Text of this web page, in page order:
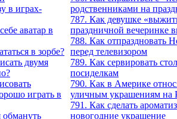
в играх-
аватар в
в зорбе?
двумя
играть в
обмануть
родственниками на
787. Как девушке
праздничной вечеринке
788. Как отпраздновать
перед телевизором
789. Как сервировать
посиделкам
790. Как в Америке
уличным украшениям на
791. Как сделать
новогодние украшение